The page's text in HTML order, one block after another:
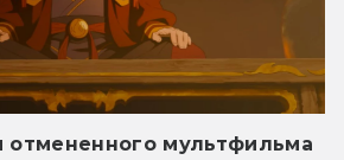
отмененного мультфильма